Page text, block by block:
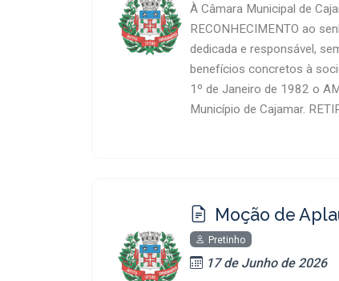
À Câmara Municipal de
RECONHECIMENTO ao
dedicada e responsável,
benefícios concretos à
1º de Janeiro de 1982 o
Município de Cajamar.
Moção de
Pretinho
17 de Junho de 2026